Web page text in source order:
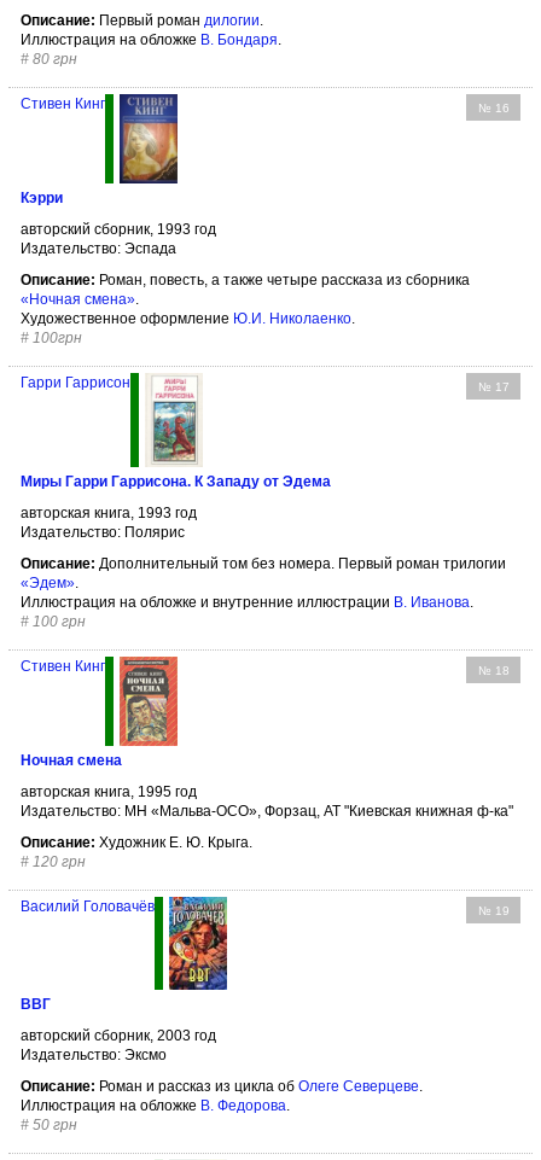
Описание: Первый роман дилогии.
Иллюстрация на обложке В. Бондаря.
# 80 грн
№ 16
Стивен Кинг
Кэрри
авторский сборник, 1993 год
Издательство: Эспада
Описание: Роман, повесть, а также четыре рассказа из сборника
«Ночная смена».
Художественное оформление Ю.И. Николаенко.
# 100грн
№ 17
Гарри Гаррисон
Миры Гарри Гаррисона. К Западу от Эдема
авторская книга, 1993 год
Издательство: Полярис
Описание: Дополнительный том без номера. Первый роман трилогии
«Эдем»
Иллюстрация на обложке и внутренние иллюстрации В. Иванова
# 100 грн
№ 18
Стивен Кинг
Ночная смена
авторская книга, 1995 год
Издательство: МН «Мальва-ОСО», Форзац, АТ "Киевская книжная ф-ка"
Описание: Художник Е. Ю. Крыга.
# 120 грн
№ 19
Василий Головачёв
ВВГ
авторский сборник, 2003 год
Издательство: Эксмо
Описание: Роман и рассказ из цикла об Олеге Северцеве.
Иллюстрация на обложке В. Федорова.
# 50 грн